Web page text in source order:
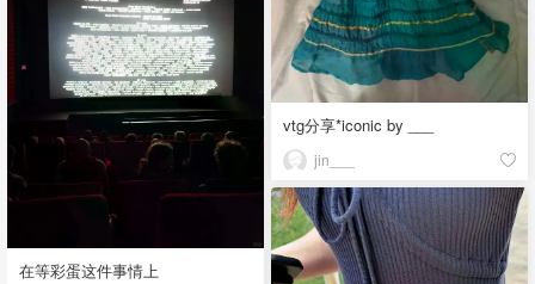
vtg分享*iconic by ___
jin___
在等彩蛋这件事情上